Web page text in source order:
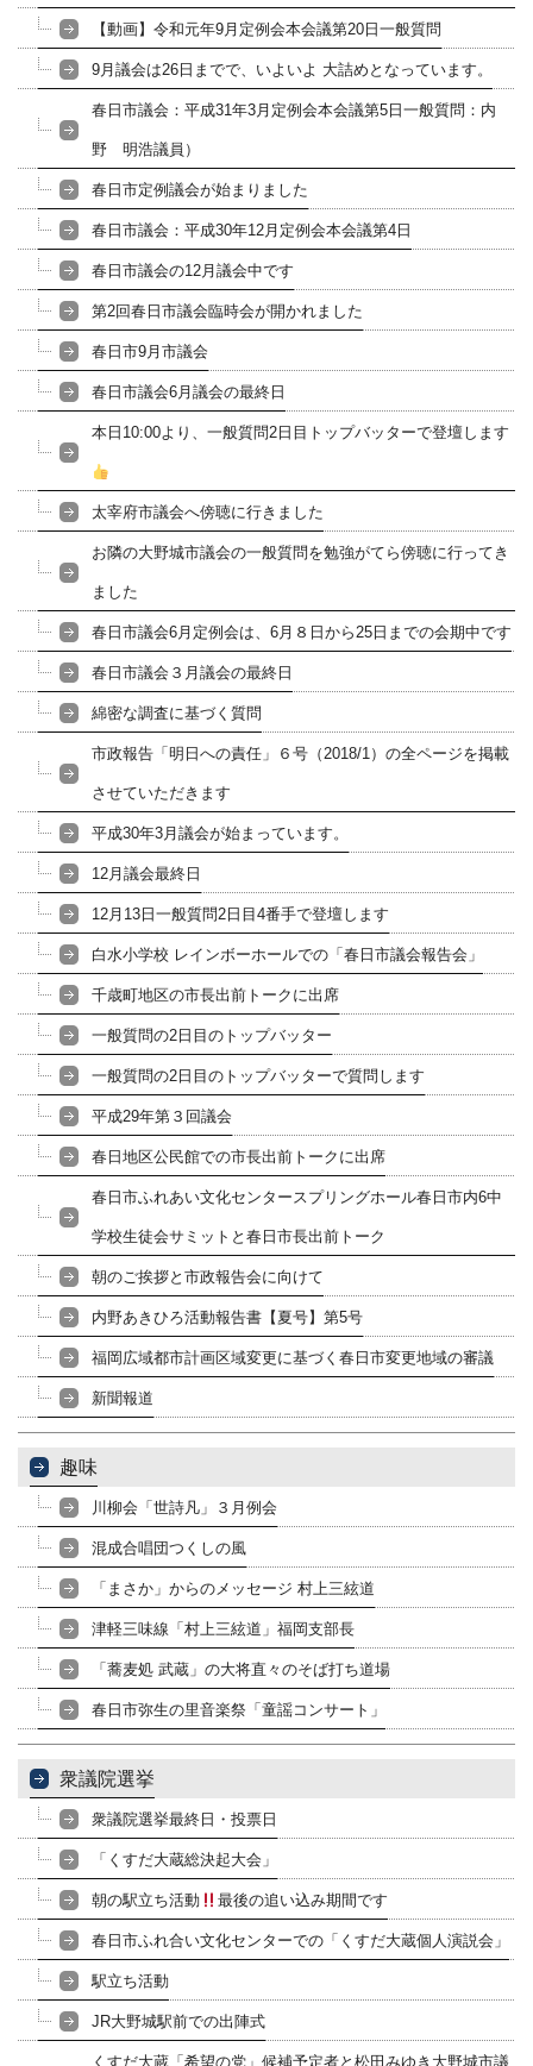
【動画】令和元年9月定例会本会議第20日一般質問
9月議会は26日までで、いよいよ 大詰めとなっています。
春日市議会：平成31年3月定例会本会議第5日一般質問：内
野 明浩議員）
春日市定例議会が始まりました
春日市議会：平成30年12月定例会本会議第4日
春日市議会の12月議会中です
第2回春日市議会臨時会が開かれました
春日市9月市議会
春日市議会6月議会の最終日
本日10:00より、一般質問2日目トップバッターで登壇します
太宰府市議会へ傍聴に行きました
お隣の大野城市議会の一般質問を勉強がてら傍聴に行ってき
ました
春日市議会6月定例会は、6月８日から25日までの会期中です
春日市議会３月議会の最終日
綿密な調査に基づく質問
市政報告「明日への責任」６号（2018/1）の全ページを掲載
させていただきます
平成30年3月議会が始まっています。
12月議会最終日
12月13日一般質問2日目4番手で登壇します
白水小学校 レインボーホールでの「春日市議会報告会」
千歳町地区の市長出前トークに出席
一般質問の2日目のトップバッター
一般質問の2日目のトップバッターで質問します
平成29年第３回議会
春日地区公民館での市長出前トークに出席
春日市ふれあい文化センタースプリングホール春日市内6中
学校生徒会サミットと春日市長出前トーク
朝のご挨拶と市政報告会に向けて
内野あきひろ活動報告書【夏号】第5号
福岡広域都市計画区域変更に基づく春日市変更地域の審議
新聞報道
趣味
川柳会「世詩凡」３月例会
混成合唱団つくしの風
「まさか」からのメッセージ 村上三絃道
津軽三味線「村上三絃道」福岡支部長
「蕎麦処 武蔵」の大将直々のそば打ち道場
春日市弥生の里音楽祭「童謡コンサート」
衆議院選挙
衆議院選挙最終日・投票日
「くすだ大蔵総決起大会」
朝の駅立ち活動 最後の追い込み期間です
春日市ふれ合い文化センターでの「くすだ大蔵個人演説会」
駅立ち活動
JR大野城駅前での出陣式
くすだ大蔵「希望の党」候補予定者と松田みゆき大野城市議